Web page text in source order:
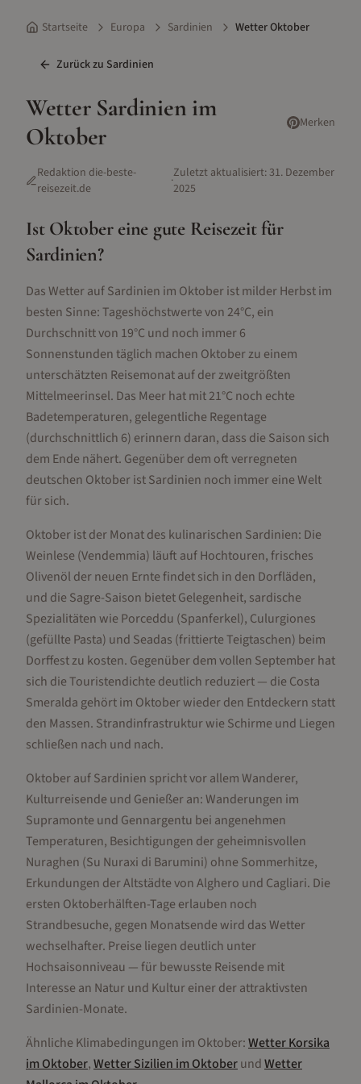
Startseite Europa Sardinien Wetter Oktober
Zurück zu Sardinien
Wetter Sardinien im
Oktober
Merken
Redaktion die-beste-
reisezeit.de
·Zuletzt aktualisiert: 31. Dezember
2025
Ist Oktobereine gute Reisezeit für
Sardinien?
Das Wetter auf Sardinien im Oktober ist milder Herbst im
besten Sinne: Tageshöchstwerte von 24°C, ein
Durchschnitt von 19°C und noch immer 6
Sonnenstunden täglich machen Oktober zu einem
unterschätzten Reisemonat auf der zweitgrößten
Mittelmeerinsel. Das Meer hat mit 21°C noch echte
Badetemperaturen, gelegentliche Regentage
(durchschnittlich 6) erinnern daran, dass die Saison sich
dem Ende nähert. Gegenüber dem oft verregneten
deutschen Oktober ist Sardinien noch immer eine Welt
für sich.
Oktober ist der Monat des kulinarischen Sardinien: Die
Weinlese (Vendemmia) läuft auf Hochtouren, frisches
Olivenöl der neuen Ernte findet sich in den Dorfläden,
und die Sagre-Saison bietet Gelegenheit, sardische
Spezialitäten wie Porceddu (Spanferkel), Culurgiones
(gefüllte Pasta) und Seadas (frittierte Teigtaschen) beim
Dorffest zu kosten. Gegenüber dem vollen September hat
sich die Touristendichte deutlich reduziert — die Costa
Smeralda gehört im Oktober wieder den Entdeckern statt
den Massen. Strandinfrastruktur wie Schirme und Liegen
schließen nach und nach.
Oktober auf Sardinien spricht vor allem Wanderer,
Kulturreisende und Genießer an: Wanderungen im
Supramonte und Gennargentu bei angenehmen
Temperaturen, Besichtigungen der geheimnisvollen
Nuraghen (Su Nuraxi di Barumini) ohne Sommerhitze,
Erkundungen der Altstädte von Alghero und Cagliari. Die
ersten Oktoberhälften-Tage erlauben noch
Strandbesuche, gegen Monatsende wird das Wetter
wechselhafter. Preise liegen deutlich unter
Hochsaisonniveau — für bewusste Reisende mit
Interesse an Natur und Kultur einer der attraktivsten
Sardinien-Monate.
Ähnliche Klimabedingungen im Oktober:WetterKorsika
imOktober,WetterSizilien imOktoberundWetter